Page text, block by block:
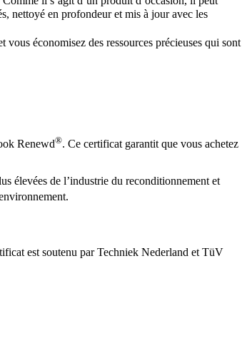
nettoyé en profondeur et mis à jour avec les
économisez des ressources précieuses qui sont
Renewd®. Ce certificat garantit que vous achetez
élevées de l’industrie du reconditionnement et
est soutenu par Techniek Nederland et TüV